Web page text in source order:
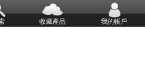
收藏產品 我的帳戶